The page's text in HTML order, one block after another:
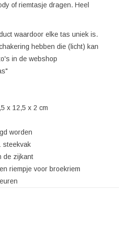
of riemtasje dragen. Heel
waardoor elke tas uniek is.
hebben die (licht) kan
in de webshop
x 12,5 x 2 cm
worden
steekvak
de zijkant
riempje voor broekriem